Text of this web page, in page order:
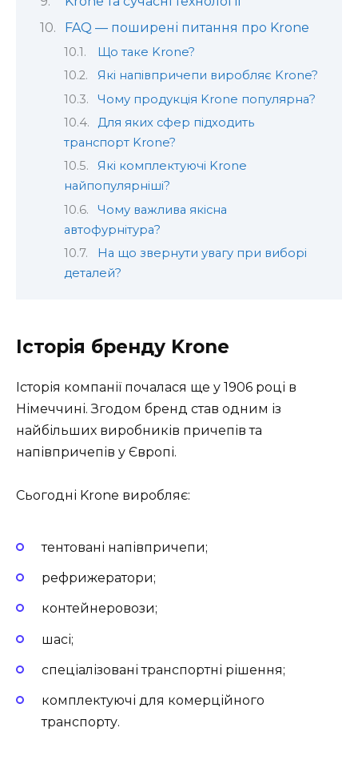
FAQ — поширені питання про Krone
Що таке Krone?
Які напівпричепи виробляє Krone?
Чому продукція Krone популярна?
Для яких сфер підходить
транспорт Krone?
Які комплектуючі Krone
найпопулярніші?
Чому важлива якісна
автофурнітура?
На що звернути увагу при виборі
деталей?
Історія бренду Krone
Історія компанії почалася ще у 1906 році в
Німеччині. Згодом бренд став одним із
найбільших виробників причепів та
напівпричепів у Європі.
Сьогодні Krone виробляє:
тентовані напівпричепи;
рефрижератори;
контейнеровози;
шасі;
спеціалізовані транспортні рішення;
комплектуючі для комерційного
транспорту.